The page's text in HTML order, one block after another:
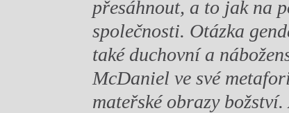
přesáhnout, a to jak na
společnosti. Otázka
také duchovní a
McDaniel ve své
mateřské obrazy